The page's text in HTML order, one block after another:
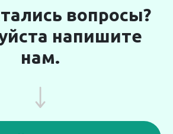
вопросы?
напишите
нам.